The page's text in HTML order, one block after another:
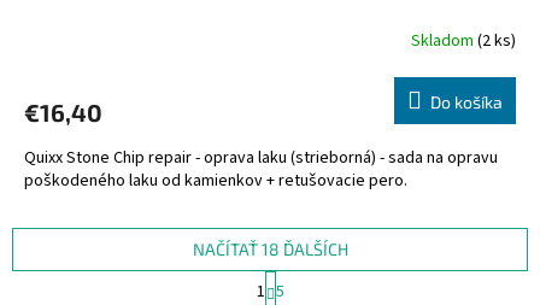
Skladom (2 ks)
€16,40 Do košíka
Quixx Stone Chip repair - oprava laku (strieborná) - sada na opravu
poškodeného laku od kamienkov + retušovacie pero.
NAČÍTAŤ 18 ĎALŠÍCH
S
1 5